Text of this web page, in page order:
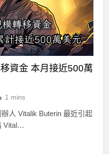
資金 本月接近500萬
1 mins
人 Vitalik Buterin 最近引起
Vital…